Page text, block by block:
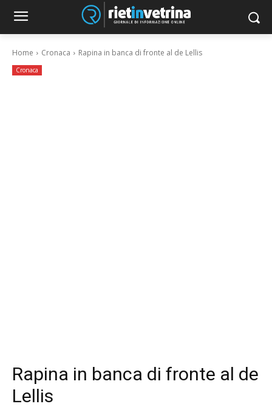
Home Cronaca Rapina in banca di fronte al de Lellis
Cronaca
Rapina in banca di fronte al de
Lellis